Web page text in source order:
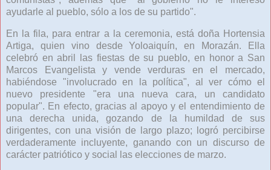
ayudarle al pueblo, sólo a los de su partido".
En la fila, para entrar a la ceremonia, está doña Hortensia
Artiga, quien vino desde Yoloaiquín, en Morazán. Ella
celebró en abril las fiestas de su pueblo, en honor a San
Marcos Evangelista y vende verduras en el mercado,
habiéndose "involucrado en la política", al ver cómo el
nuevo presidente "era una nueva cara, un candidato
popular". En efecto, gracias al apoyo y el entendimiento de
una derecha unida, gozando de la humildad de sus
dirigentes, con una visión de largo plazo; logró percibirse
verdaderamente incluyente, ganando con un discurso de
carácter patriótico y social las elecciones de marzo.